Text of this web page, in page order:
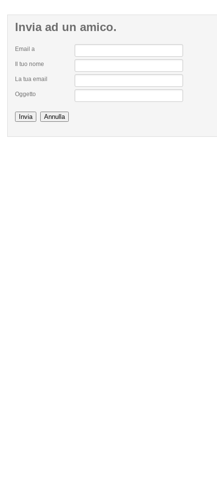
Inviaad un amico.
Email a
Il tuo nome
La tua email
Oggetto
Invia Annulla